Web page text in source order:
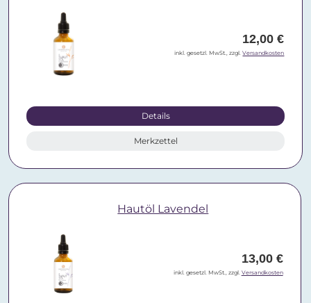
12,00 €
inkl. gesetzl. MwSt., zzgl.Versandkosten
Details
Merkzettel
Hautöl Lavendel
13,00 €
inkl. gesetzl. MwSt., zzgl. Versandkosten